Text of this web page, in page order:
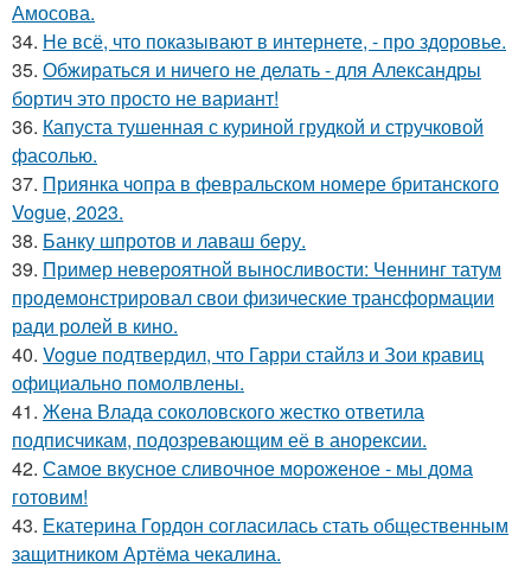
Амосова.
34. Не всё, что показывают в интернете, - про здоровье.
35. Обжираться и ничего не делать - для Александры
бортич это просто не вариант!
36. Капуста тушенная с куриной грудкой и стручковой
фасолью.
37. Приянка чопра в февральском номере британского
Vogue, 2023.
38. Банку шпротов и лаваш беру.
39. Пример невероятной выносливости: Ченнинг татум
продемонстрировал свои физические трансформации
ради ролей в кино.
40. Vogue подтвердил, что Гарри стайлз и Зои кравиц
официально помолвлены.
41. Жена Влада соколовского жестко ответила
подписчикам, подозревающим её в анорексии.
42. Самое вкусное сливочное мороженое - мы дома
готовим!
43. Екатерина Гордон согласилась стать общественным
защитником Артёма чекалина.